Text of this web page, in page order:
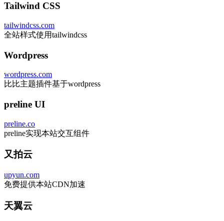
Tailwind CSS
tailwindcss.com
全站样式使用tailwindcss
Wordpress
wordpress.com
比比主题插件基于wordpress
preline UI
preline.co
preline实现本站交互组件
又拍云
upyun.com
免费提供本站CDN加速
天翼云